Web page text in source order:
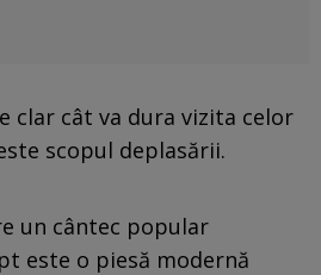
clar cât va dura vizita celor
scopul deplasării.
un cântec popular
este o piesă modernă